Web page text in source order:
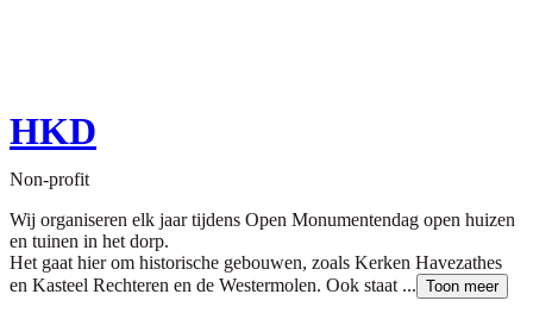
HKD
Non-profit
Wij organiseren elk jaar tijdens Open Monumentendag open huizen
en tuinen in het dorp.
Het gaat hier om historische gebouwen, zoals Kerken Havezathes
en Kasteel Rechteren en de Westermolen. Ook staat ... Toon meer